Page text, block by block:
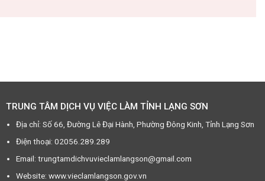
TRUNG TÂM DỊCH VỤ VIỆC LÀM TỈNH LẠNG SƠN
Địa chỉ: Số 66, Đường Lê Đại Hành, Phường Đông Kinh, Tỉnh Lạng Sơn
Điện thoại: 02056.289.289
Email: trungtamdichvuvieclamlangson@gmail.com
Website: www.vieclamlangson.gov.vn